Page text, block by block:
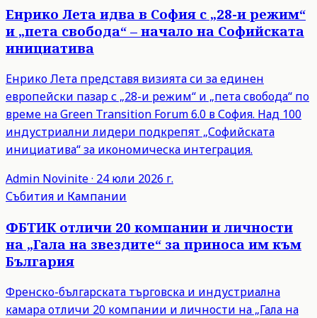
Енрико Лета идва в София с „28-и режим“
и „пета свобода“ – начало на Софийската
инициатива
Енрико Лета представя визията си за единен
европейски пазар с „28-и режим“ и „пета свобода“ по
време на Green Transition Forum 6.0 в София. Над 100
индустриални лидери подкрепят „Софийската
инициатива“ за икономическа интеграция.
Admin Novinite· 24 юли 2026 г.
Събития и Кампании
ФБТИК отличи 20 компании и личности
на „Гала на звездите“ за приноса им към
България
Френско-българската търговска и индустриална
камара отличи 20 компании и личности на „Гала на